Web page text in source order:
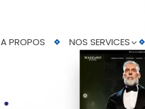
A PROPOS NOS SERVICES